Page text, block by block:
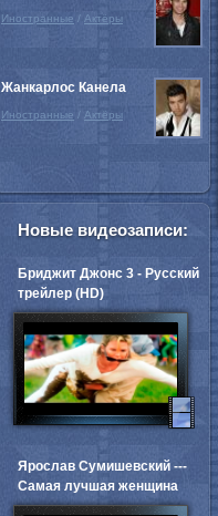
Иностранные / Актёры
Жанкарлос Канела
Иностранные / Актёры
Новые видеозаписи:
Бриджит Джонс 3 - Русский
трейлер (HD)
Ярослав Сумишевский ---
Самая лучшая женщина